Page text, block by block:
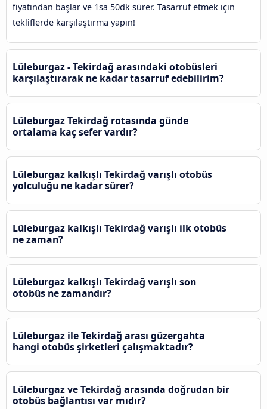
fiyatından başlar ve 1sa 50dk sürer. Tasarruf etmek için
tekliflerde karşılaştırma yapın!
Lüleburgaz - Tekirdağ arasındaki otobüsleri
karşılaştırarak ne kadar tasarruf edebilirim?
Lüleburgaz Tekirdağ rotasında günde
ortalama kaç sefer vardır?
Lüleburgaz kalkışlı Tekirdağ varışlı otobüs
yolculuğu ne kadar sürer?
Lüleburgaz kalkışlı Tekirdağ varışlı ilk otobüs
ne zaman?
Lüleburgaz kalkışlı Tekirdağ varışlı son
otobüs ne zamandır?
Lüleburgaz ile Tekirdağ arası güzergahta
hangi otobüs şirketleri çalışmaktadır?
Lüleburgaz ve Tekirdağ arasında doğrudan bir
otobüs bağlantısı var mıdır?